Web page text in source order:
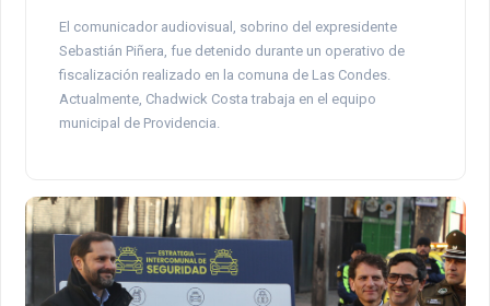
El comunicador audiovisual, sobrino del expresidente
Sebastián Piñera, fue detenido durante un operativo de
fiscalización realizado en la comuna de Las Condes.
Actualmente, Chadwick Costa trabaja en el equipo
municipal de Providencia.